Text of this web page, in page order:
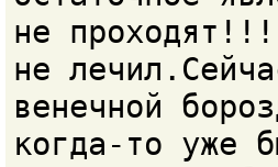
не проходят!!!
не
венечной
когда-то уже